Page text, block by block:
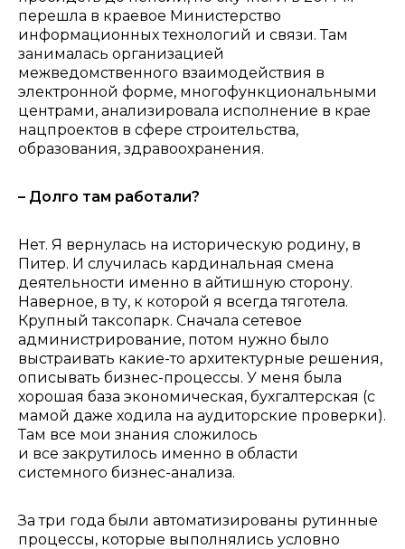
перешла в краевое Министерство
информационных технологий и связи. Там
занималась организацией
межведомственного взаимодействия в
электронной форме, многофункциональными
центрами, анализировала исполнение в крае
нацпроектов в сфере строительства,
образования, здравоохранения.
– Долго там работали?
Нет. Я вернулась на историческую родину, в
Питер. И случилась кардинальная смена
деятельности именно в айтишную сторону.
Наверное, в ту, к которой я всегда тяготела.
Крупный таксопарк. Сначала сетевое
администрирование, потом нужно было
выстраивать какие-то архитектурные решения,
описывать бизнес-процессы. У меня была
хорошая база экономическая, бухгалтерская (с
мамой даже ходила на аудиторские проверки).
Там все мои знания сложилось
и все закрутилось именно в области
системного бизнес-анализа.
За три года были автоматизированы рутинные
процессы, которые выполнялись условно